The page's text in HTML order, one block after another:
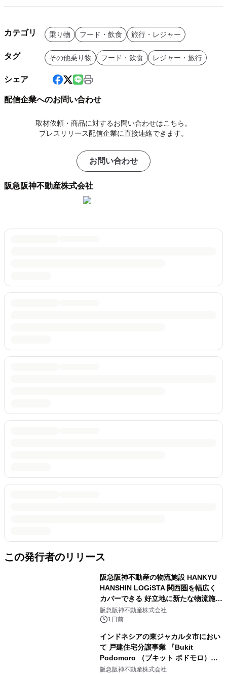
カテゴリ 乗り物 フード・飲食 旅行・レジャー
タグ その他乗り物 フード・飲食 レジャー・旅行
シェア
配信企業へのお問い合わせ
取材依頼・商品に対するお問い合わせはこちら。
プレスリリース配信企業に直接連絡できます。
お問い合わせ
阪急阪神不動産株式会社
この発行者のリリース
阪急阪神不動産の物流施設 HANKYU
HANSHIN LOGiSTA 関西圏を幅広く
カバーできる 好立地に新たな物流施設
が誕生 「ロジスタ北伊丹」と「ロジス
タ京都伏見」が 竣工しました
阪急阪神不動産株式会社
1日前
インドネシアの東ジャカルタ市におい
て 戸建住宅分譲事業 『Bukit
Podomoro （ブキット ポドモロ）』
に参画します タウンハウスとショップ
阪急阪神不動産株式会社